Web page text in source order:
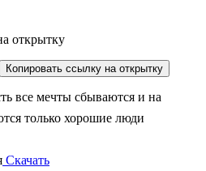
открытку
Копировать ссылку на открытку
все мечты сбываются и на
только хорошие люди
Скачать